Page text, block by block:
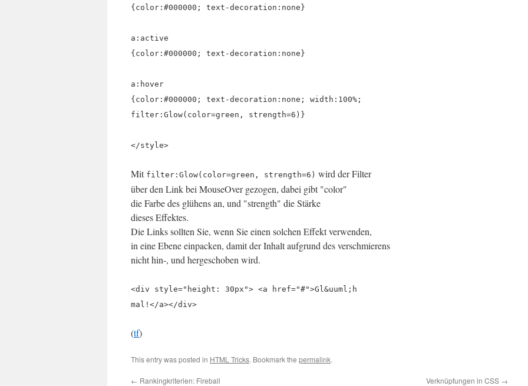
{color:#000000; text-decoration:none}
a:active
{color:#000000; text-decoration:none}
a:hover
{color:#000000; text-decoration:none; width:100%;
filter:Glow(color=green, strength=6)}
</style>
Mit filter:Glow(color=green, strength=6) wird der Filter
über den Link bei MouseOver gezogen, dabei gibt "color"
die Farbe des glühens an, und "strength" die Stärke
dieses Effektes.
Die Links sollten Sie, wenn Sie einen solchen Effekt verwenden,
in eine Ebene einpacken, damit der Inhalt aufgrund des verschmierens
nicht hin-, und hergeschoben wird.
<div style="height: 30px"> <a href="#">Gl&uuml;h
mal!</a></div>
(tf)
This entry was posted in HTML Tricks. Bookmark the permalink.
← Rankingkriterien: Fireball Verknüpfungen in CSS →